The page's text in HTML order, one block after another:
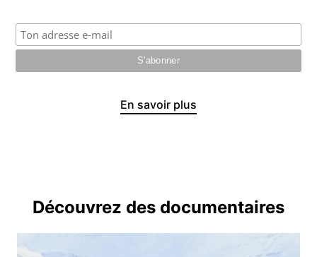
En savoir plus
Découvrez des documentaires